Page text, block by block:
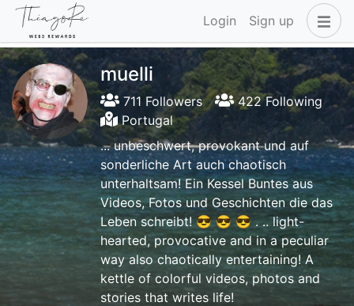
Login Sign up
muelli
711 Followers
422 Following
Portugal
... unbeschwert, provokant und auf
sonderliche Art auch chaotisch
unterhaltsam! Ein Kessel Buntes aus
Videos, Fotos und Geschichten die das
Leben schreibt! 😎 😎 😎 . .. light-
hearted, provocative and in a peculiar
way also chaotically entertaining! A
kettle of colorful videos, photos and
stories that writes life!